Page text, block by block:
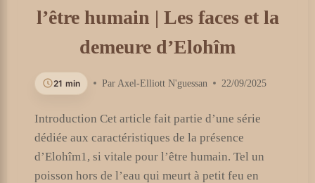
l’être humain | Les faces et la
demeure d’Elohîm
21 min Par Axel-Elliott N'guessan 22/09/2025
Introduction Cet article fait partie d’une série
dédiée aux caractéristiques de la présence
d’Elohîm1, si vitale pour l’être humain. Tel un
poisson hors de l’eau qui meurt à petit feu en